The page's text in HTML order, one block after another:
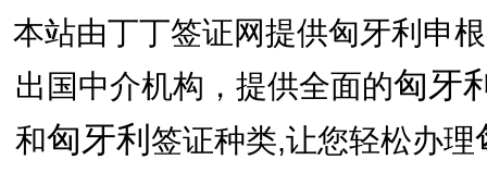
本站由丁丁签证网提供匈牙利申
出国中介机构，提供全面的匈牙
和匈牙利 签证种类,让您轻松办理